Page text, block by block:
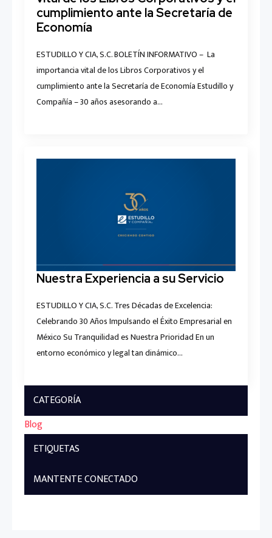
cumplimiento ante la Secretaría de
Economía
ESTUDILLO Y CIA, S.C. BOLETÍN INFORMATIVO – La
importancia vital de los Libros Corporativos y el
cumplimiento ante la Secretaría de Economía Estudillo y
Compañía – 30 años asesorando a…
Nuestra Experiencia a su Servicio
ESTUDILLO Y CIA, S.C. Tres Décadas de Excelencia:
Celebrando 30 Años Impulsando el Éxito Empresarial en
México Su Tranquilidad es Nuestra Prioridad En un
entorno económico y legal tan dinámico…
CATEGORÍA
Blog
ETIQUETAS
MANTENTE CONECTADO